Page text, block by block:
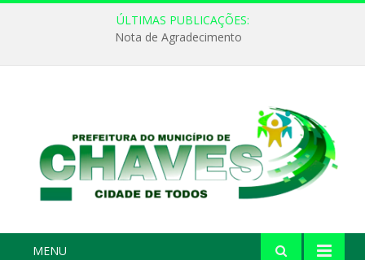
ÚLTIMAS PUBLICAÇÕES:
Nota de Agradecimento
MENU